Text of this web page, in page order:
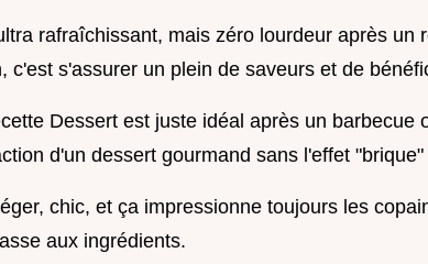
rafraîchissant, mais zéro lourdeur après un
c'est s'assurer un plein de saveurs et de
Dessert est juste idéal après un barbecue
d'un dessert gourmand sans l'effet
chic, et ça impressionne toujours les
aux ingrédients.